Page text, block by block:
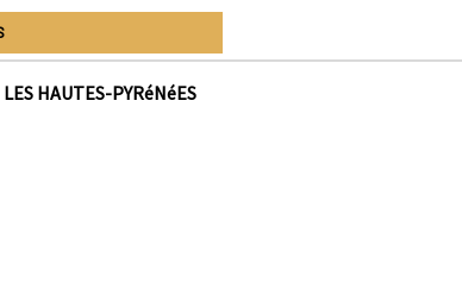
LES HAUTES-PYRéNéES